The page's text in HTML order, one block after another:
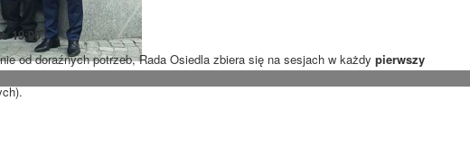
19:00.
od doraźnych potrzeb, Rada Osiedla zbiera się na sesjach w każdy pierwszy